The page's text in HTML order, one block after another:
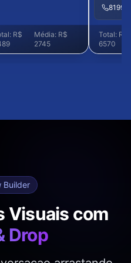
R$
Média: R$
2745
Total: R$
6570
Builder
Visuais com
Drop